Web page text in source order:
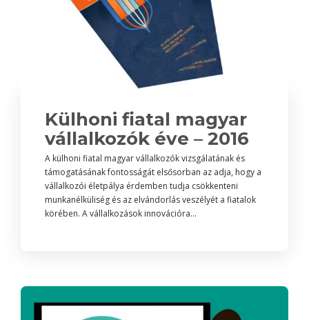
Külhoni fiatal magyar
vállalkozók éve – 2016
A külhoni fiatal magyar vállalkozók vizsgálatának és
támogatásának fontosságát elsősorban az adja, hogy a
vállalkozói életpálya érdemben tudja csökkenteni
munkanélküliség és az elvándorlás veszélyét a fiatalok
körében. A vállalkozások innovációra...